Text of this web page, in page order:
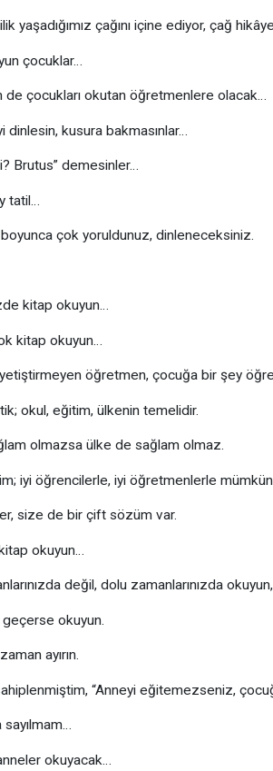
yaşadığımız çağını içine ediyor, çağ
çocuklar…
de çocukları okutan öğretmenlere olacak…
dinlesin, kusura bakmasınlar…
Brutus” demesinler…
tatil…
boyunca çok yoruldunuz, dinleneceksiniz.
kitap okuyun…
kitap okuyun…
öğretmen, çocuğa bir şey
okul, eğitim, ülkenin temelidir.
olmazsa ülke de sağlam olmaz.
iyi öğrencilerle, iyi öğretmenlerle
size de bir çift sözüm var.
okuyun…
değil, dolu zamanlarınızda
okuyun.
ayırın.
“Anneyi eğitemezseniz,
sayılmam…
okuyacak…